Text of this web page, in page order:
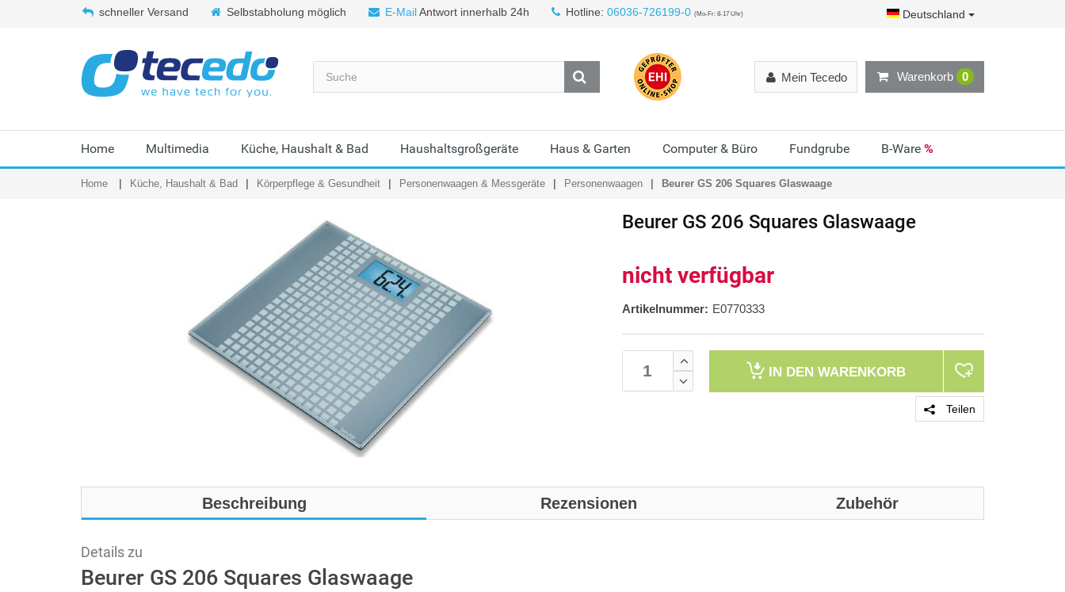
schneller Versand Selbstabholung möglich E-MailAntwort innerhalb 24h Hotline: 06036-726199-0 (Mo-Fr: 8-17 Uhr) Deutschland
Warenkorb 0
Mein Tecedo
Home Multimedia Küche, Haushalt & Bad Haushaltsgroßgeräte Haus & Garten Computer & Büro Fundgrube B-Ware %
Home Küche, Haushalt & Bad Körperpflege & Gesundheit Personenwaagen & Messgeräte Personenwaagen Beurer GS 206 Squares Glaswaage
Beurer GS 206 Squares Glaswaage
nicht verfügbar
Artikelnummer: E0770333
IN DEN WARENKORB
Teilen
Beschreibung Rezensionen Zubehör
Details zu
Beurer GS 206 Squares Glaswaage